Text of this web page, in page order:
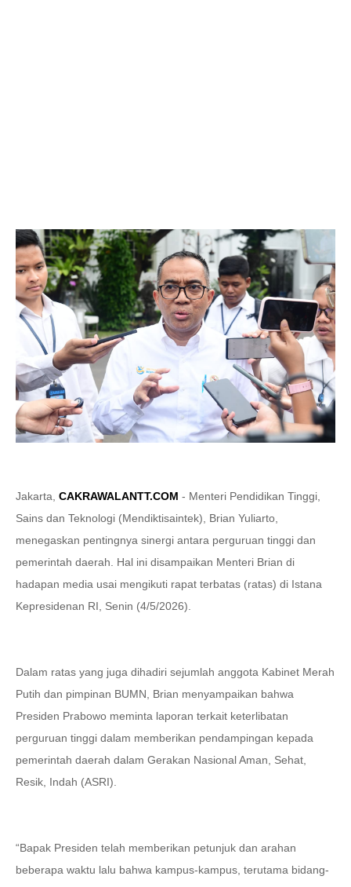
Jakarta, CAKRAWALANTT.COM - Menteri Pendidikan Tinggi,
Sains dan Teknologi (Mendiktisaintek), Brian Yuliarto,
menegaskan pentingnya sinergi antara perguruan tinggi dan
pemerintah daerah. Hal ini disampaikan Menteri Brian di
hadapan media usai mengikuti rapat terbatas (ratas) di Istana
Kepresidenan RI, Senin (4/5/2026).
Dalam ratas yang juga dihadiri sejumlah anggota Kabinet Merah
Putih dan pimpinan BUMN, Brian menyampaikan bahwa
Presiden Prabowo meminta laporan terkait keterlibatan
perguruan tinggi dalam memberikan pendampingan kepada
pemerintah daerah dalam Gerakan Nasional Aman, Sehat,
Resik, Indah (ASRI).
“Bapak Presiden telah memberikan petunjuk dan arahan
beberapa waktu lalu bahwa kampus-kampus, terutama bidang-